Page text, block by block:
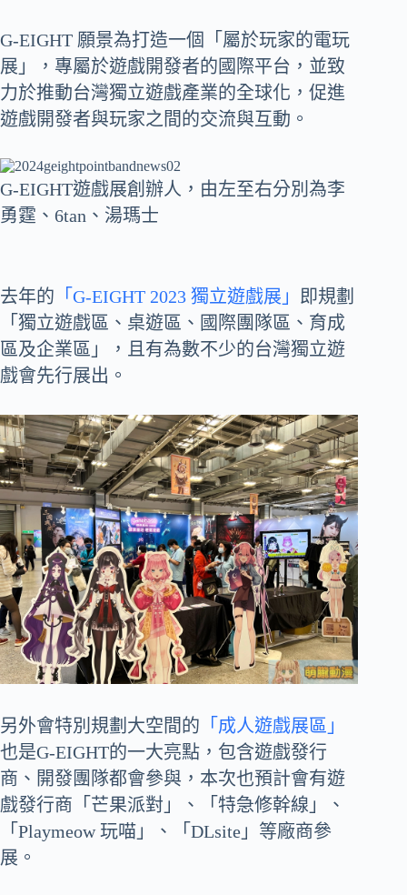
G-EIGHT 願景為打造一個「屬於玩家的電玩
展」，專屬於遊戲開發者的國際平台，並致
力於推動台灣獨立遊戲產業的全球化，促進
遊戲開發者與玩家之間的交流與互動。
G-EIGHT遊戲展創辦人，由左至右分別為李
勇霆、6tan、湯瑪士
去年的 「G-EIGHT 2023 獨立遊戲展」 即規劃
「獨立遊戲區、桌遊區、國際團隊區、育成
區及企業區」，且有為數不少的台灣獨立遊
戲會先行展出。
另外會特別規劃大空間的 「成人遊戲展區」
也是G-EIGHT的一大亮點，包含遊戲發行
商、開發團隊都會參與，本次也預計會有遊
戲發行商「芒果派對」、「特急修幹線」、
「Playmeow 玩喵」、「DLsite」等廠商參
展。